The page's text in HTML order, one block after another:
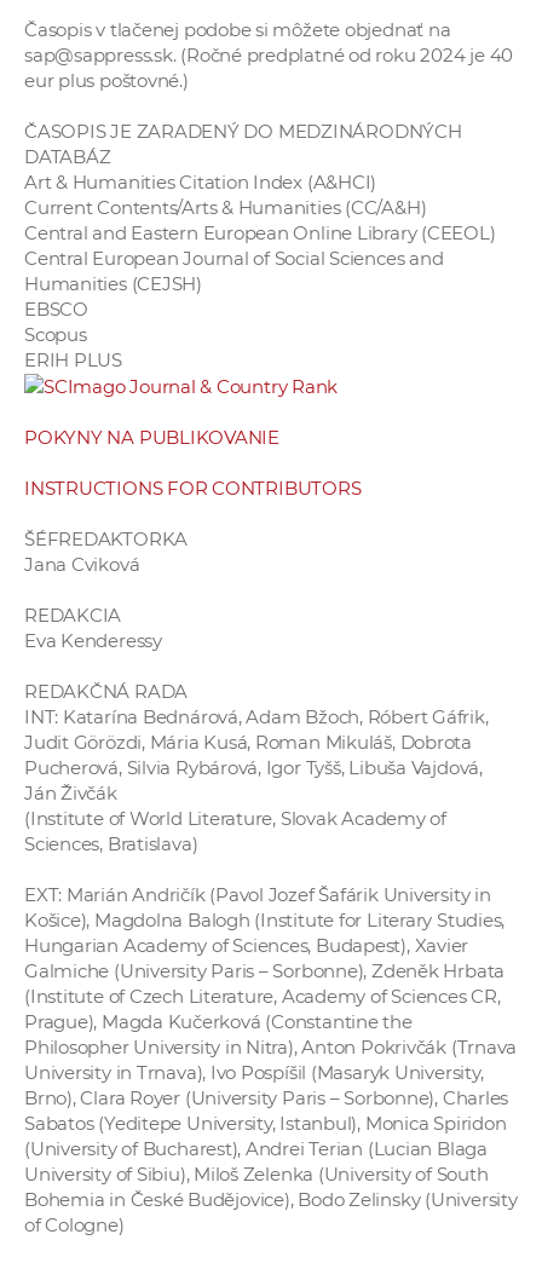
Časopis v tlačenej podobe si môžete objednať na
sap@sappress.sk. (Ročné predplatné od roku 2024 je 40
eur plus poštovné.)
ČASOPIS JE ZARADENÝ DO MEDZINÁRODNÝCH
DATABÁZ
Art & Humanities Citation Index (A&HCI)
Current Contents/Arts & Humanities (CC/A&H)
Central and Eastern European Online Library (CEEOL)
Central European Journal of Social Sciences and
Humanities (CEJSH)
EBSCO
Scopus
ERIH PLUS
POKYNY NA PUBLIKOVANIE
INSTRUCTIONS FOR CONTRIBUTORS
ŠÉFREDAKTORKA
Jana Cviková
REDAKCIA
Eva Kenderessy
REDAKČNÁ RADA
INT: Katarína Bednárová, Adam Bžoch, Róbert Gáfrik,
Judit Görözdi, Mária Kusá, Roman Mikuláš, Dobrota
Pucherová, Silvia Rybárová, Igor Tyšš, Libuša Vajdová,
Ján Živčák
(Institute of World Literature, Slovak Academy of
Sciences, Bratislava)
EXT: Marián Andričík (Pavol Jozef Šafárik University in
Košice), Magdolna Balogh (Institute for Literary Studies,
Hungarian Academy of Sciences, Budapest), Xavier
Galmiche (University Paris – Sorbonne), Zdeněk Hrbata
(Institute of Czech Literature, Academy of Sciences CR,
Prague), Magda Kučerková (Constantine the
Philosopher University in Nitra), Anton Pokrivčák (Trnava
University in Trnava), Ivo Pospíšil (Masaryk University,
Brno), Clara Royer (University Paris – Sorbonne), Charles
Sabatos (Yeditepe University, Istanbul), Monica Spiridon
(University of Bucharest), Andrei Terian (Lucian Blaga
University of Sibiu), Miloš Zelenka (University of South
Bohemia in České Budějovice), Bodo Zelinsky (University
of Cologne)